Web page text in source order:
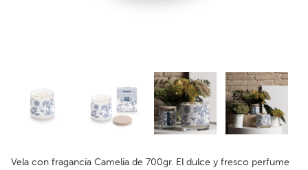
Vela con fragancia Camelia de 700gr. El dulce y fresco perfume